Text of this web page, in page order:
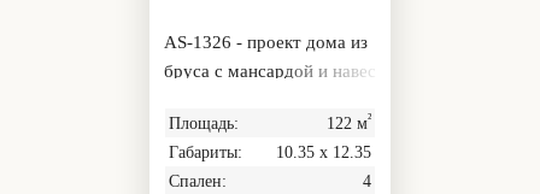
AS-1326 - проект дома из
бруса с мансардой и навес
Площадь: 122 м²
Габариты:
10.35 х 12.35
Спален:
4